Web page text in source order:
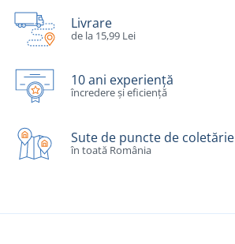
Livrare
de la 15,99 Lei
10 ani experiență
încredere și eficiență
Sute de puncte de coletărie
în toată România